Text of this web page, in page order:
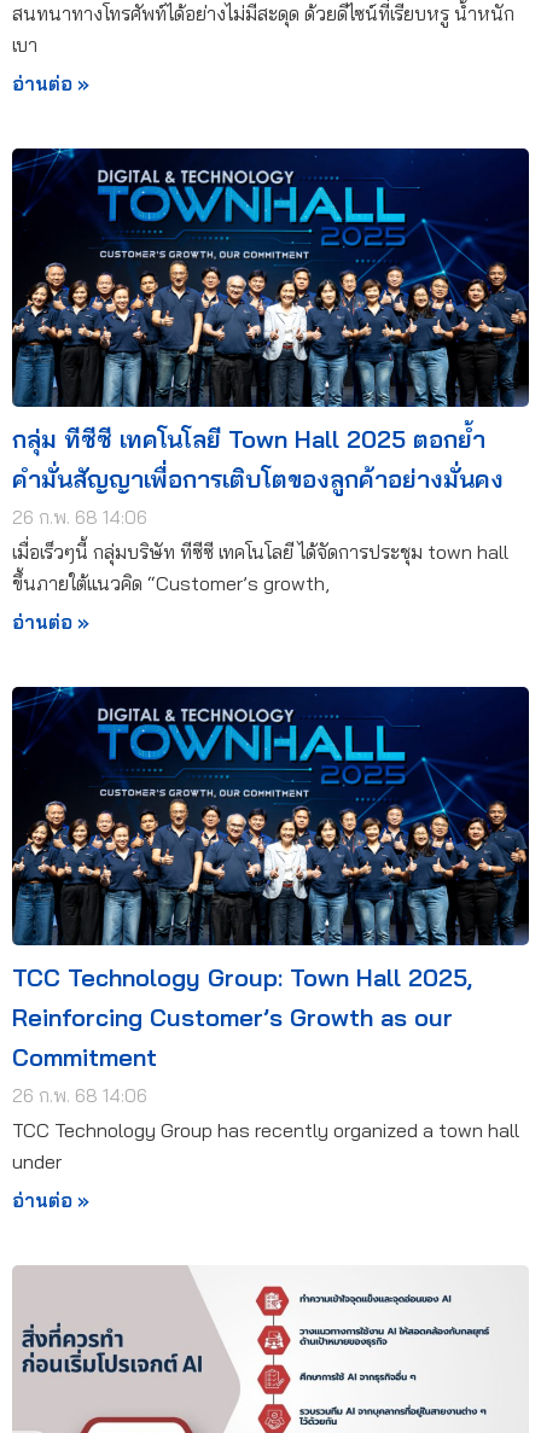
สนทนาทางโทรศัพท์ได้อย่างไม่มีสะดุด ด้วยดีไซน์ที่เรียบหรู น้ำหนัก
เบา
อ่านต่อ »
กลุ่ม ทีซีซี เทคโนโลยี Town Hall 2025 ตอกย้ำ
คำมั่นสัญญาเพื่อการเติบโตของลูกค้าอย่างมั่นคง
26 ก.พ. 68 14:06
เมื่อเร็วๆนี้ กลุ่มบริษัท ทีซีซี เทคโนโลยี ได้จัดการประชุม town hall
ขึ้นภายใต้แนวคิด “Customer’s growth,
อ่านต่อ »
TCC Technology Group: Town Hall 2025,
Reinforcing Customer’s Growth as our
Commitment
26 ก.พ. 68 14:06
TCC Technology Group has recently organized a town hall
under
อ่านต่อ »